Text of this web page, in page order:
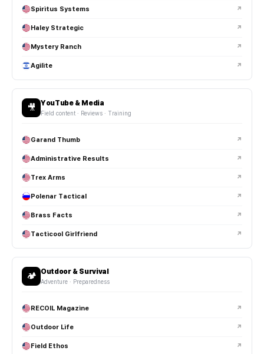
Spiritus Systems ↗
Haley Strategic ↗
Mystery Ranch ↗
Agilite ↗
🎥 YouTube & Media
Field content · Reviews · Training
Garand Thumb ↗
Administrative Results ↗
Trex Arms ↗
Polenar Tactical ↗
Brass Facts ↗
Tacticool Girlfriend ↗
🏕️ Outdoor & Survival
Adventure · Preparedness
RECOIL Magazine ↗
Outdoor Life ↗
Field Ethos ↗